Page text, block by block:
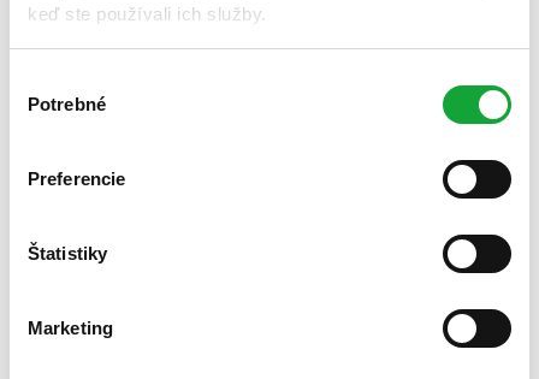
keď ste používali ich služby.
súhlasu
Potrebné
Preferencie
Štatistiky
Marketing